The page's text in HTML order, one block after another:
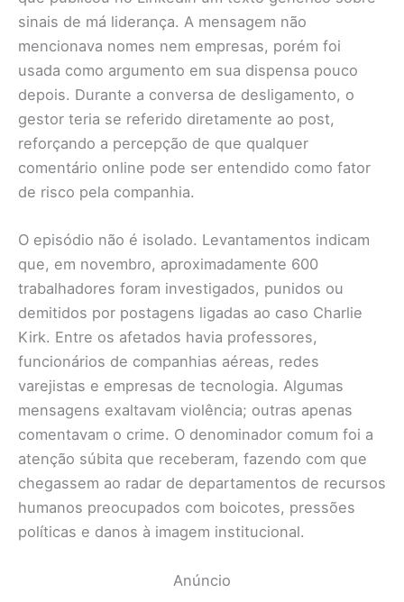
sinais de má liderança. A mensagem não
mencionava nomes nem empresas, porém foi
usada como argumento em sua dispensa pouco
depois. Durante a conversa de desligamento, o
gestor teria se referido diretamente ao post,
reforçando a percepção de que qualquer
comentário online pode ser entendido como fator
de risco pela companhia.
O episódio não é isolado. Levantamentos indicam
que, em novembro, aproximadamente 600
trabalhadores foram investigados, punidos ou
demitidos por postagens ligadas ao caso Charlie
Kirk. Entre os afetados havia professores,
funcionários de companhias aéreas, redes
varejistas e empresas de tecnologia. Algumas
mensagens exaltavam violência; outras apenas
comentavam o crime. O denominador comum foi a
atenção súbita que receberam, fazendo com que
chegassem ao radar de departamentos de recursos
humanos preocupados com boicotes, pressões
políticas e danos à imagem institucional.
Anúncio